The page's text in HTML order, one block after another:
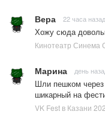
Вера 22 часа назад
Хожу сюда
Кинотеатр Синема
Марина день
Шли пешком
шикарный на
VK Fest в Казани